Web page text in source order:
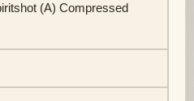
(A) Compressed